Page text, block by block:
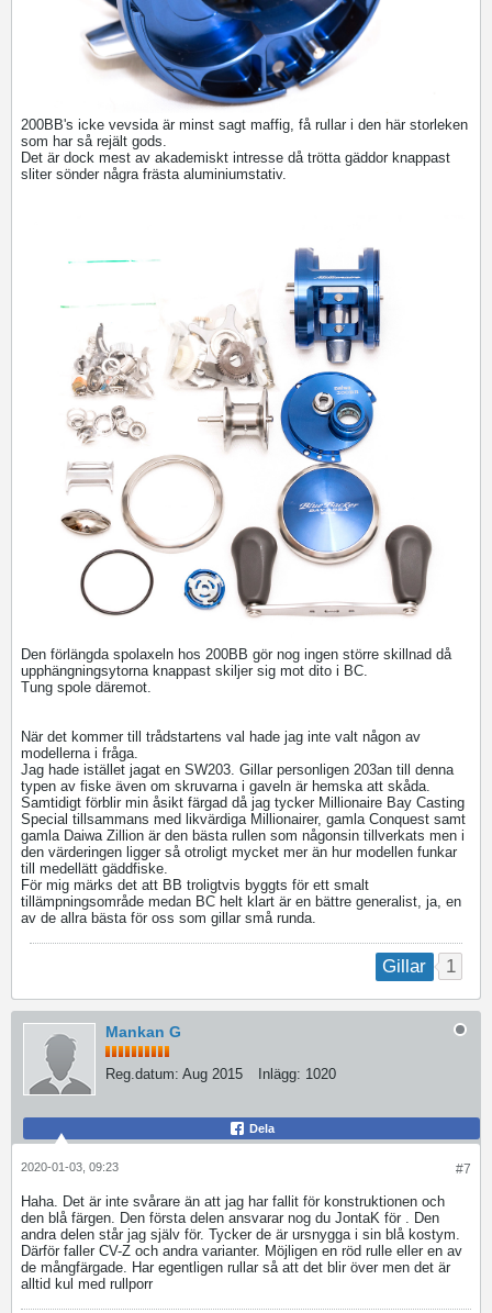
200BB's icke vevsida är minst sagt maffig, få rullar i den här storleken
som har så rejält gods.
Det är dock mest av akademiskt intresse då trötta gäddor knappast
sliter sönder några frästa aluminiumstativ.
Den förlängda spolaxeln hos 200BB gör nog ingen större skillnad då
upphängningsytorna knappast skiljer sig mot dito i BC.
Tung spole däremot.
När det kommer till trådstartens val hade jag inte valt någon av
modellerna i fråga.
Jag hade istället jagat en SW203. Gillar personligen 203an till denna
typen av fiske även om skruvarna i gaveln är hemska att skåda.
Samtidigt förblir min åsikt färgad då jag tycker Millionaire Bay Casting
Special tillsammans med likvärdiga Millionairer, gamla Conquest samt
gamla Daiwa Zillion är den bästa rullen som någonsin tillverkats men i
den värderingen ligger så otroligt mycket mer än hur modellen funkar
till medellätt gäddfiske.
För mig märks det att BB troligtvis byggts för ett smalt
tillämpningsområde medan BC helt klart är en bättre generalist, ja, en
av de allra bästa för oss som gillar små runda.
Gillar 1
Mankan G
Reg.datum: Aug 2015 Inlägg: 1020
Dela
#7
2020-01-03, 09:23
Haha. Det är inte svårare än att jag har fallit för konstruktionen och
den blå färgen. Den första delen ansvarar nog du JontaK för . Den
andra delen står jag själv för. Tycker de är ursnygga i sin blå kostym.
Därför faller CV-Z och andra varianter. Möjligen en röd rulle eller en av
de mångfärgade. Har egentligen rullar så att det blir över men det är
alltid kul med rullporr